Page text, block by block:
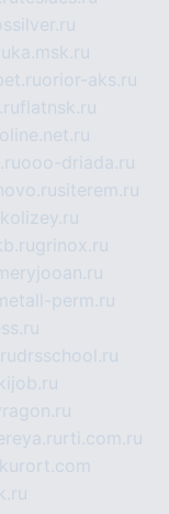
orior-aks.ru
flatnsk.ru
ooo-driada.ru
siterem.ru
grinox.ru
metall-perm.ru
drsschool.ru
rti.com.ru